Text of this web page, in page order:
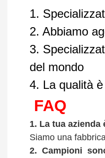
1.
2. Abbiamo
3.
del mondo
4. La qualità
FAQ
1. La tua azienda
Siamo una
2. Campioni